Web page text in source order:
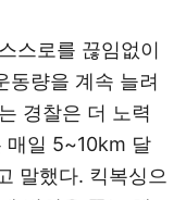
스로를 끊임없이
동량을 계속 늘려
경찰은 더 노력
매일 5~10km 달
말했다. 킥복싱으